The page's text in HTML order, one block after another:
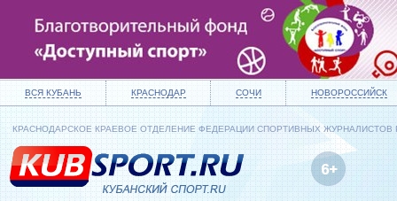
ВСЯ КУБАНЬ КРАСНОДАР СОЧИ НОВОРОССИЙСК
КРАСНОДАРСКОЕ КРАЕВОЕ ОТДЕЛЕНИЕ ФЕДЕРАЦИИ СПОРТИВНЫХ ЖУРНАЛИСТОВ